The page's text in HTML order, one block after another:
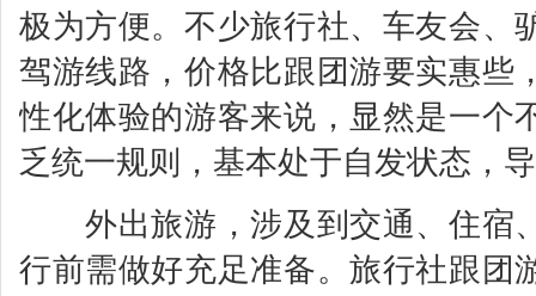
极为方便。不少旅行社、车友会、
驾游线路，价格比跟团游要实惠些
性化体验的游客来说，显然是一个
乏统一规则，基本处于自发状态，
外出旅游，涉及到交通、住宿
行前需做好充足准备。旅行社跟团